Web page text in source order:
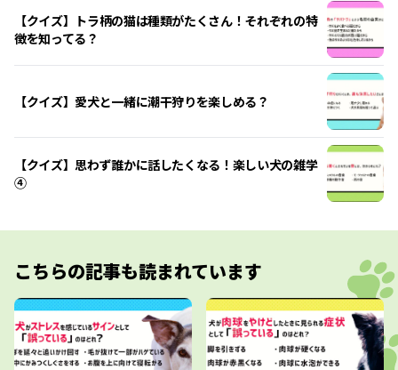
【クイズ】トラ柄の猫は種類がたくさん！それぞれの特
徴を知ってる？
【クイズ】愛犬と一緒に潮干狩りを楽しめる？
【クイズ】思わず誰かに話したくなる！楽しい犬の雑学
④
こちらの記事も読まれています